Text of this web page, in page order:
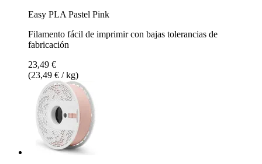
Easy PLA Pastel Pink
Filamento fácil de imprimir con bajas tolerancias de
fabricación
23,49 €
(23,49 € / kg)